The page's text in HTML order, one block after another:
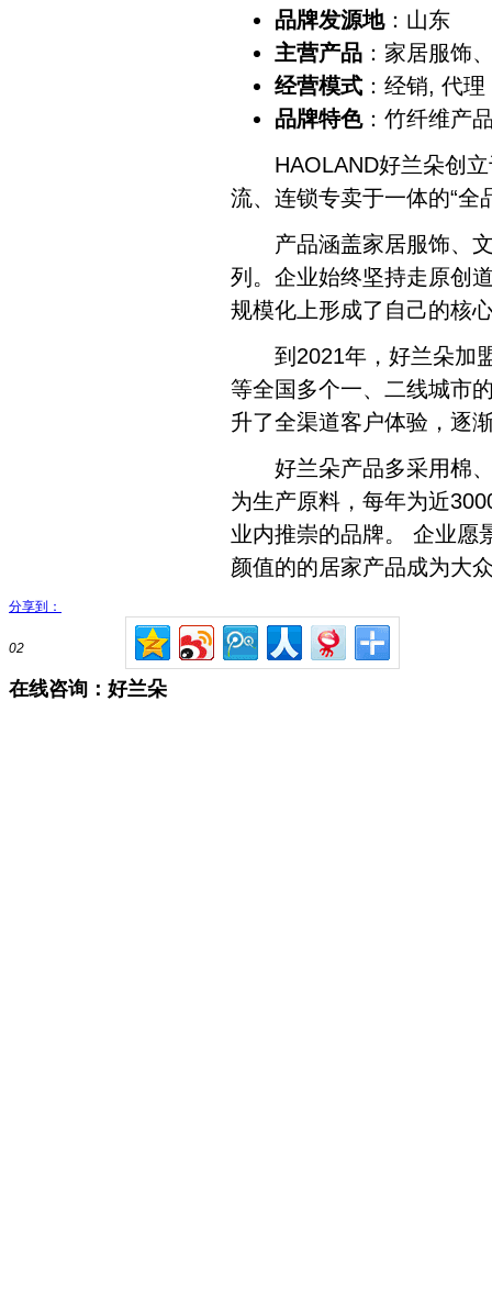
品牌发源地：山东
主营产品 ：家居服饰
经营模式 ：经销, 代理
品牌特色：竹纤维产
HAOLAND好兰朵创立
流、连锁专卖于一体的“全
产品涵盖家居服饰、文
列。企业始终坚持走原创
规模化上形成了自己的核
到2021年，好兰朵加盟
等全国多个一、二线城市
升了全渠道客户体验，逐
好兰朵产品多采用棉、
为生产原料，每年为近
业内推崇的品牌。 企业愿
颜值的的居家产品成为大
分享到：
02
在线咨询：好兰朵